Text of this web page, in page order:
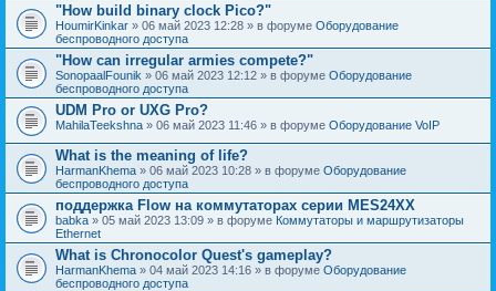
"How build binary clock Pico?"
HoumirKinkar » 06 май 2023 12:28 » в форуме Оборудование
беспроводного доступа
"How can irregular armies compete?"
SonopaalFounik » 06 май 2023 12:12 » в форуме Оборудование
беспроводного доступа
UDM Pro or UXG Pro?
MahilaTeekshna » 06 май 2023 11:46 » в форуме Оборудование VoIP
What is the meaning of life?
HarmanKhema » 06 май 2023 10:28 » в форуме Оборудование
беспроводного доступа
поддержка Flow на коммутаторах серии MES24XX
babka » 05 май 2023 13:09 » в форуме Коммутаторы и маршрутизаторы
Ethernet
What is Chronocolor Quest's gameplay?
HarmanKhema » 04 май 2023 14:16 » в форуме Оборудование
беспроводного доступа